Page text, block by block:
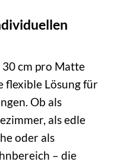
cm pro Matte
flexible Lösung für
Ob als
als edle
oder als
– die